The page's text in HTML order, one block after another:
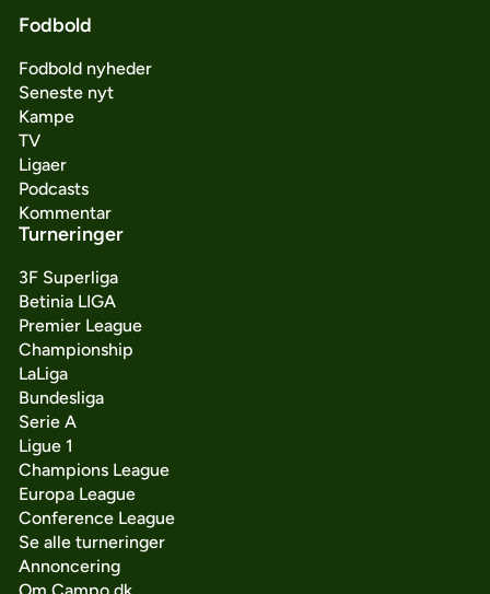
Fodbold
Fodbold nyheder
Seneste nyt
Kampe
TV
Ligaer
Podcasts
Kommentar
Turneringer
3F Superliga
Betinia LIGA
Premier League
Championship
LaLiga
Bundesliga
Serie A
Ligue 1
Champions League
Europa League
Conference League
Se alle turneringer
Annoncering